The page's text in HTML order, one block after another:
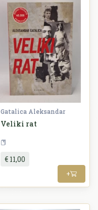
Gatalica Aleksandar
Veliki rat
€ 11,00
+